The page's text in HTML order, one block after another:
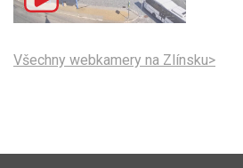
Všechny webkamery na Zlínsku>